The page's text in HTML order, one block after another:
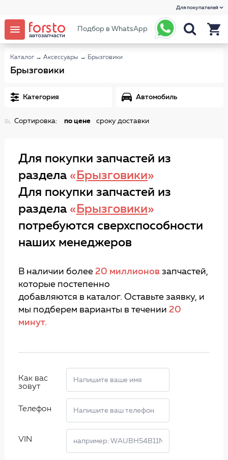
Для покупателей
Подбор в WhatsApp
Каталог → Аксессуары → Брызговики
Брызговики
Категория Автомобиль
Сортировка: по цене сроку доставки
Для покупки запчастей из
раздела « Брызговики»
Для покупки запчастей из
раздела « Брызговики»
потребуются сверхспособности
наших менеджеров
В наличии более 20 миллионов запчастей,
которые постепенно
добавляются в каталог. Оставьте заявку, и
мы подберем варианты в течении 20
минут.
Как вас
зовут
Телефон
VIN